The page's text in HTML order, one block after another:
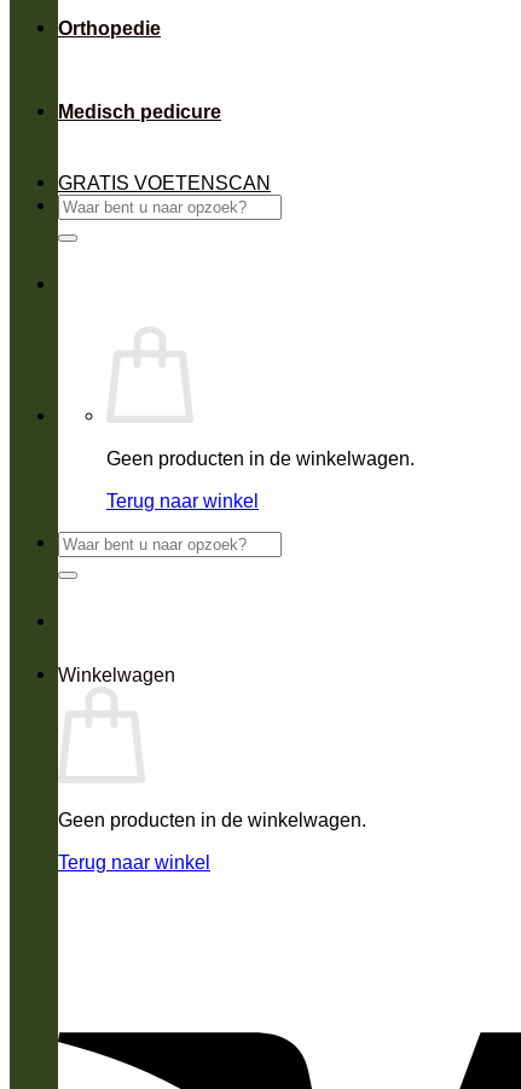
Orthopedie
Medisch pedicure
GRATIS VOETENSCAN
Zoeken
naar:
Geen producten in de winkelwagen.
Terug naar winkel
Zoeken
Winkelwagen
Geen producten in de winkelwagen.
Terug naar winkel